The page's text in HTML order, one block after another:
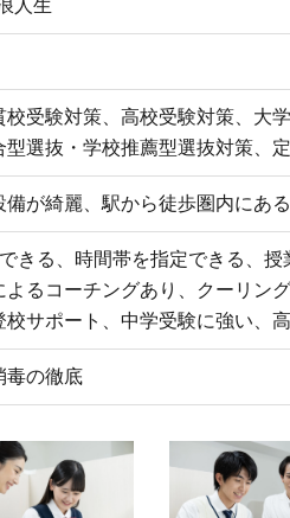
人生
受験対策、高校受験対策、大
選抜・学校推薦型選抜対策、
が綺麗、駅から徒歩圏内にあ
きる、時間帯を指定できる、授
るコーチングあり、クーリン
サポート、中学受験に強い、
毒の徹底